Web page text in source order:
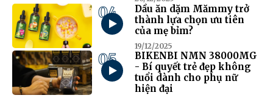
04
Dầu ăn dặm Mămmy trở
thành lựa chọn ưu tiên
của mẹ bỉm?
19/12/2025
05
BIKENBI NMN 38000MG
- Bí quyết trẻ đẹp không
tuổi dành cho phụ nữ
hiện đại